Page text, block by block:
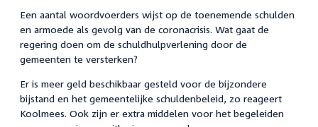
Een aantal woordvoerders wijst op de toenemende schulden
en armoede als gevolg van de coronacrisis. Wat gaat de
regering doen om de schuldhulpverlening door de
gemeenten te versterken?
Er is meer geld beschikbaar gesteld voor de bijzondere
bijstand en het gemeentelijke schuldenbeleid, zo reageert
Koolmees. Ook zijn er extra middelen voor het begeleiden